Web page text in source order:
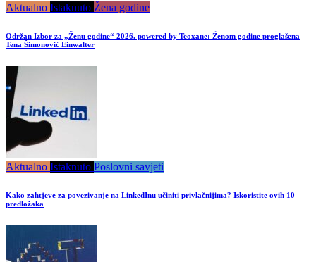
Aktualno Istaknuto Žena godine
Održan Izbor za „Ženu godine“ 2026. powered by Teoxane: Ženom godine proglašena
Tena Šimonović Einwalter
Aktualno Istaknuto Poslovni savjeti
Kako zahtjeve za povezivanje na LinkedInu učiniti privlačnijima? Iskoristite ovih 10
predložaka